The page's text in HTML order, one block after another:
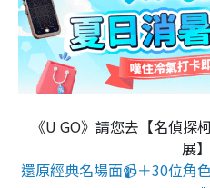
《U GO》請您去【名偵探
展
還原經典名場面📹＋30位角